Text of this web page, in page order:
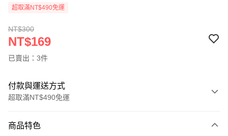
超取滿NT$490免運
NT$300
NT$169
已賣出：3件
付款與運送方式
超取滿NT$490免運
信用卡一次付款
商品特色